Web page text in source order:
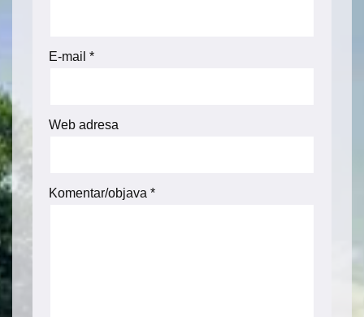
E-mail *
Web adresa
Komentar/objava *